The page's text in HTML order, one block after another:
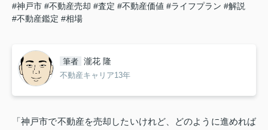
#神戸市 #不動産売却 #査定 #不動産価値 #ライフプラン #解説
#不動産鑑定 #相場
筆者 瀧花 隆
不動産キャリア13年
「神戸市で不動産を売却したいけれど、どのように進めれば